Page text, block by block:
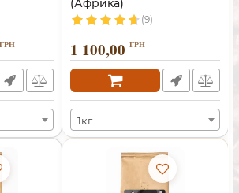
ГРН
(Африка)
(9)
1 100,00 ГРН
1кг